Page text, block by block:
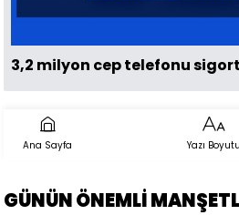
3,2 milyon cep telefonu
Ana Sayfa Yazı Boyutu
GÜNÜN ÖNEMLİ